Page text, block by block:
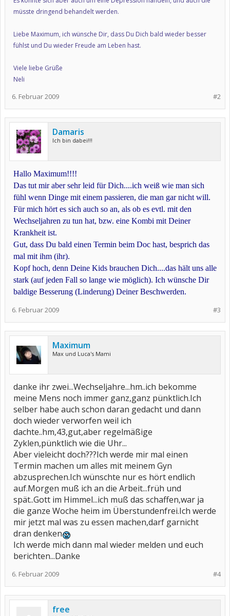
müsste dringend behandelt werden.
Liebe Maximum, ich wünsche Dir, dass Du Dich bald wieder besser
fühlst und Du wieder Freude am Leben hast.
Viele liebe Grüße
Neli
#2
6. Februar 2009
Damaris
Ich bin dabei!!!
Hallo Maximum!!!!
Das tut mir aber sehr leid für Dich....ich weiß wie man sich
fühl wenn Dinge mit einem passieren, die man gar nicht will.
Für mich hört es sich auch so an, als ob es evtl. mit den
Wechseljahren zu tun hat, bzw. eine Kombi mit Deiner
Krankheit ist.
Gut, dass Du bald einen Termin beim Doc hast, besprich das
mal mit ihm (ihr).
Kopf hoch, denn Deine Kids brauchen Dich....das hält uns alle
stark (auf jeden Fall so lange wie möglich). Ich wünsche Dir
baldige Besserung (Linderung) Deiner Beschwerden.
#3
6. Februar 2009
Maximum
Max und Luca's Mami
danke ihr zwei...Wechseljahre...hm..ich bekomme
meine Mens noch immer ganz,ganz pünktlich.Ich
selber habe auch schon daran gedacht und dann
doch wieder verworfen weil ich
dachte..hm,43,gut,aber regelmäßige
Zyklen,pünktlich wie die Uhr...
Aber vieleicht doch???Ich werde mir mal einen
Termin machen um alles mit meinem Gyn
abzusprechen.Ich wünschte nur es hört endlich
auf.Morgen muß ich an die Arbeit...früh und
spät..Gott im Himmel...ich muß das schaffen,war ja
die ganze Woche heim im Überstundenfrei.Ich werde
mir jetzt mal was zu essen machen,darf garnicht
dran denken
Ich werde mich dann mal wieder melden und euch
berichten...Danke
#4
6. Februar 2009
free